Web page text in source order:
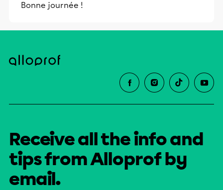
Bonne journée !
Receive all the info and
tips from Alloprof by
email.